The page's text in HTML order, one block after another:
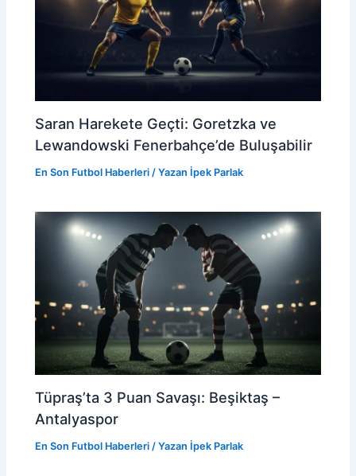
Saran Harekete Geçti: Goretzka ve
Lewandowski Fenerbahçe’de Buluşabilir
En Son Futbol Haberleri / Yazan İpek Parlak
Tüpraş’ta 3 Puan Savaşı: Beşiktaş –
Antalyaspor
En Son Futbol Haberleri / Yazan İpek Parlak